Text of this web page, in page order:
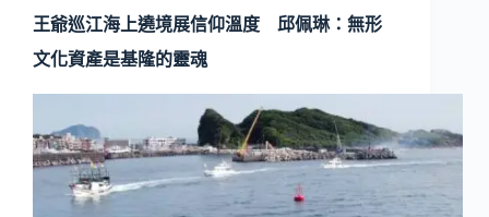
王爺巡江海上遶境展信仰溫度 邱佩琳：無形
文化資產是基隆的靈魂